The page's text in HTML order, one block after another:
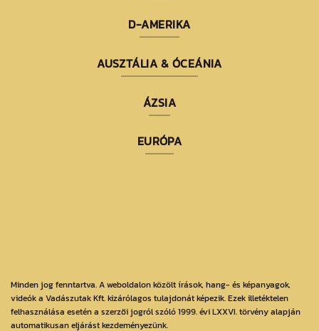
D-AMERIKA
AUSZTÁLIA & ÓCEÁNIA
ÁZSIA
EURÓPA
Minden jog fenntartva. A weboldalon közölt írások, hang- és képanyagok,
videók a Vadászutak Kft. kizárólagos tulajdonát képezik. Ezek illetéktelen
felhasználása esetén a szerzői jogról szóló 1999. évi LXXVI. törvény alapján
automatikusan eljárást kezdeményezünk.